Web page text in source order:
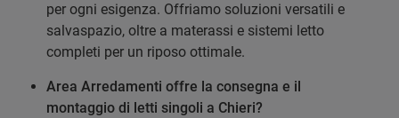
per ogni esigenza. Offriamo soluzioni versatili e
salvaspazio, oltre a materassi e sistemi letto
completi per un riposo ottimale.
Area Arredamenti offre la consegna e il
montaggio di letti singoli a Chieri?